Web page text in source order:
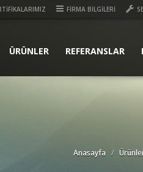
FİRMA BİLGİLERİ
ÜRÜNLER REFERANSLAR
Anasayfa